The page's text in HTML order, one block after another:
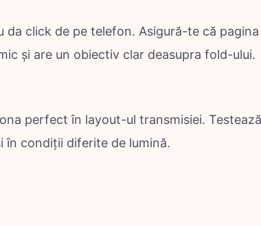
click de pe telefon. Asigură-te că pagina
și are un obiectiv clar deasupra fold-ului.
perfect în layout-ul transmisiei.
în condiții diferite de lumină.